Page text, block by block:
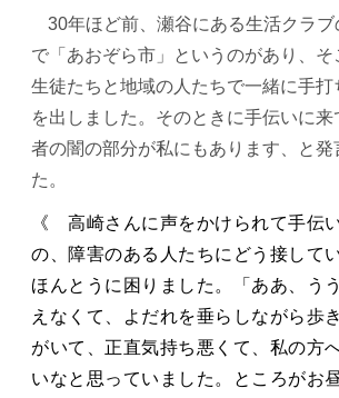
30年ほど前、瀬谷にある生活クラ
で「あおぞら市」というのがあり、
生徒たちと地域の人たちで一緒に手
を出しました。そのときに手伝いに
者の闇の部分が私にもあります、と発
た。
《 高崎さんに声をかけられて手伝
の、障害のある人たちにどう接して
ほんとうに困りました。「ああ、う
えなくて、よだれを垂らしながら歩
がいて、正直気持ち悪くて、私の方
いなと思っていました。ところがお